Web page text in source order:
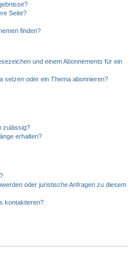
Seite?
finden?
und einem Abonnements für ein
setzen oder ein Thema abonnieren?
zulässig?
erhalten?
oder juristische Anfragen zu diesem
kontaktieren?